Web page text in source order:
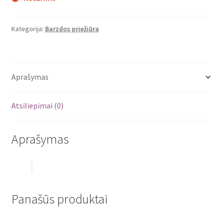
Kategorija: Barzdos priežiūra
Aprašymas
Atsiliepimai (0)
Aprašymas
Panašūs produktai